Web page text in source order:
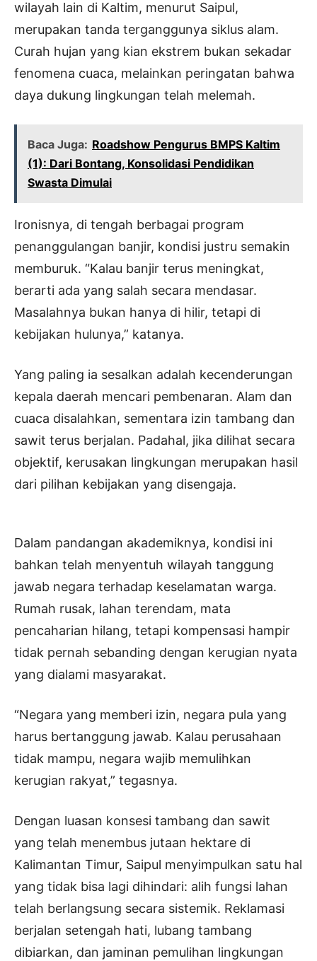
wilayah lain di Kaltim, menurut Saipul,
merupakan tanda terganggunya siklus alam.
Curah hujan yang kian ekstrem bukan sekadar
fenomena cuaca, melainkan peringatan bahwa
daya dukung lingkungan telah melemah.
Baca Juga: Roadshow Pengurus BMPS Kaltim
(1): Dari Bontang, Konsolidasi Pendidikan
Swasta Dimulai
Ironisnya, di tengah berbagai program
penanggulangan banjir, kondisi justru semakin
memburuk. “Kalau banjir terus meningkat,
berarti ada yang salah secara mendasar.
Masalahnya bukan hanya di hilir, tetapi di
kebijakan hulunya,” katanya.
Yang paling ia sesalkan adalah kecenderungan
kepala daerah mencari pembenaran. Alam dan
cuaca disalahkan, sementara izin tambang dan
sawit terus berjalan. Padahal, jika dilihat secara
objektif, kerusakan lingkungan merupakan hasil
dari pilihan kebijakan yang disengaja.
Dalam pandangan akademiknya, kondisi ini
bahkan telah menyentuh wilayah tanggung
jawab negara terhadap keselamatan warga.
Rumah rusak, lahan terendam, mata
pencaharian hilang, tetapi kompensasi hampir
tidak pernah sebanding dengan kerugian nyata
yang dialami masyarakat.
“Negara yang memberi izin, negara pula yang
harus bertanggung jawab. Kalau perusahaan
tidak mampu, negara wajib memulihkan
kerugian rakyat,” tegasnya.
Dengan luasan konsesi tambang dan sawit
yang telah menembus jutaan hektare di
Kalimantan Timur, Saipul menyimpulkan satu hal
yang tidak bisa lagi dihindari: alih fungsi lahan
telah berlangsung secara sistemik. Reklamasi
berjalan setengah hati, lubang tambang
dibiarkan, dan jaminan pemulihan lingkungan